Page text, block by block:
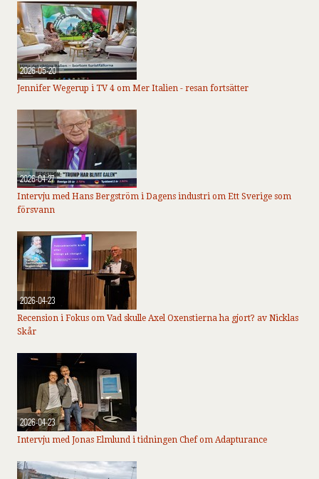
2026-05-20
Jennifer Wegerup i TV 4 om Mer Italien - resan fortsätter
2026-04-27
Intervju med Hans Bergström i Dagens industri om Ett Sverige som
försvann
2026-04-23
Recension i Fokus om Vad skulle Axel Oxenstierna ha gjort? av Nicklas
Skår
2026-04-23
Intervju med Jonas Elmlund i tidningen Chef om Adapturance